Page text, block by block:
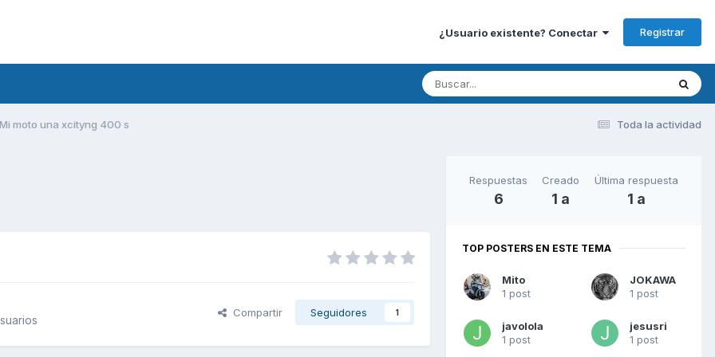
¿Usuario existente? Conectar Registrar
Toda la actividad
Mi moto una xcityng 400 s
Compartir Seguidores 1
Respuestas
6
Creado
1 a
Última respuesta
1 a
TOP POSTERS EN ESTE TEMA
Mito
1 post
JOKAWA
1 post
javolola
1 post
jesusri
1 post